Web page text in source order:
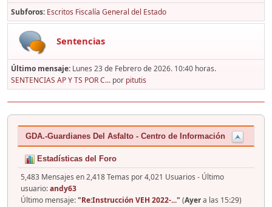
Subforos Escritos Fiscalía General del Estado
Sentencias
Último mensaje: Lunes 23 de Febrero de 2026. 10:40 horas.
SENTENCIAS AP Y TS POR C... por pitutis
GDA.-Guardianes Del Asfalto - Centro de Información
Estadísticas del Foro
5,483 Mensajes en 2,418 Temas por 4,021 Usuarios - Último
usuario:andy63
Último mensaje:"Re:Instrucción VEH 2022-..." (Ayera las 15:29)